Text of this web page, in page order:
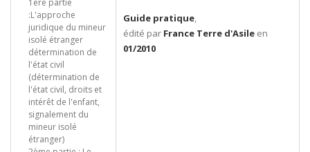
1ère partie
:L'approche
juridique du mineur
isolé étranger
détermination de
l'état civil
(détermination de
l'état civil, droits et
intérêt de l'enfant,
signalement du
mineur isolé
étranger)
Guide pratique,
édité par France Terre d'Asile en
01/2010